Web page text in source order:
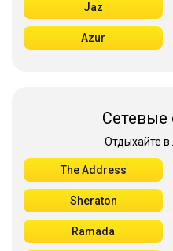
Jaz
Azur
Сетевые
Отдыхайте в
The Address
Sheraton
Ramada